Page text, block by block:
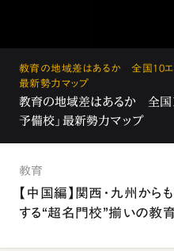
教育の地域差はあるか 全国10エリ
最新勢力マップ
教育の地域差はあるか 全国
予備校」最新勢力マップ
教育
【中国編】関西・九州から
する“超名門校”揃いの教